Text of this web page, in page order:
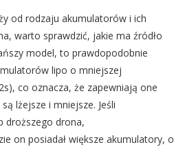
od rodzaju akumulatorów i ich
warto sprawdzić, jakie ma źródło
model, to prawdopodobnie
lipo o mniejszej
co oznacza, że zapewniają one
lżejsze i mniejsze. Jeśli
droższego drona,
on posiadał większe akumulatory, o